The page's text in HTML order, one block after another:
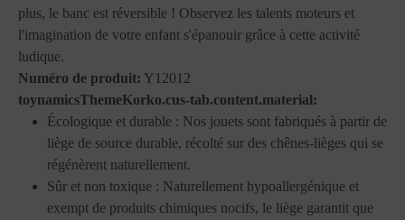
plus, le banc est réversible ! Observez les talents moteurs et
l'imagination de votre enfant s'épanouir grâce à cette activité
ludique.
Numéro de produit: Y12012
toynamicsThemeKorko.cus-tab.content.material:
Écologique et durable : Nos jouets sont fabriqués à partir de
liège de source durable, récolté sur des chênes-lièges qui se
régénèrent naturellement.
Sûr et non toxique : Naturellement hypoallergénique et
exempt de produits chimiques nocifs, le liège garantit que